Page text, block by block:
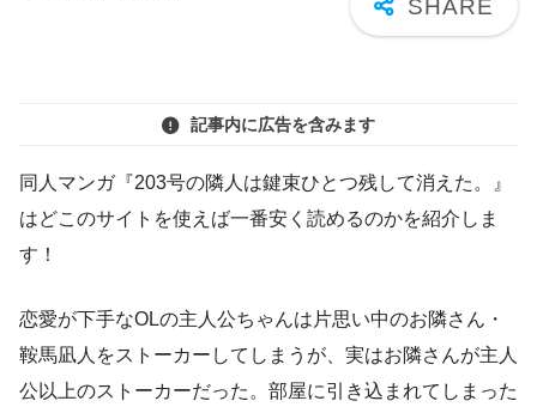
記事内に広告を含みます
同人マンガ『203号の隣人は鍵束ひとつ残して消えた。』
はどこのサイトを使えば一番安く読めるのかを紹介しま
す！
恋愛が下手なOLの主人公ちゃんは片思い中のお隣さん・
鞍馬凪人をストーカーしてしまうが、実はお隣さんが主人
公以上のストーカーだった。部屋に引き込まれてしまった